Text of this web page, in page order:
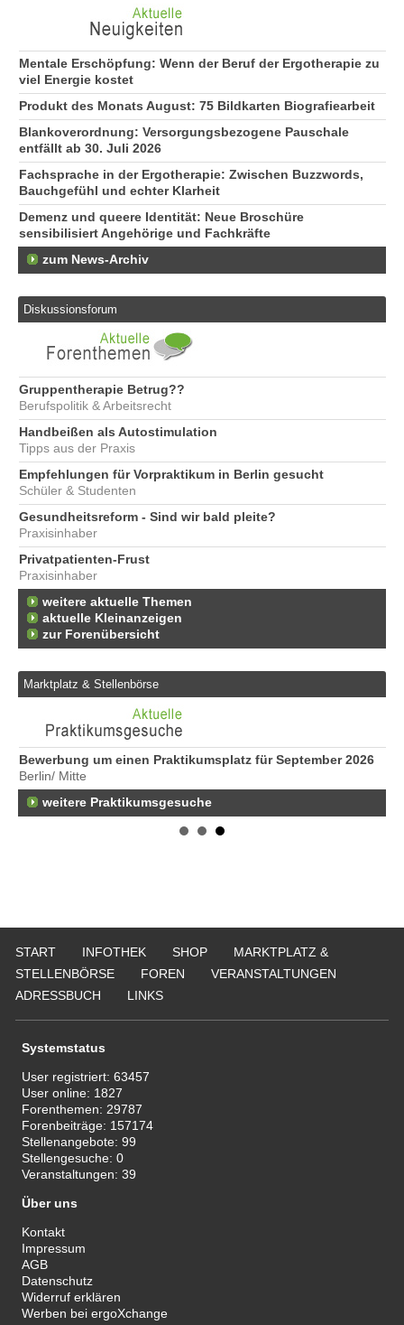
Mentale Erschöpfung: Wenn der Beruf der Ergotherapie zu
viel Energie kostet
Produkt des Monats August: 75 Bildkarten Biografiearbeit
Blankoverordnung: Versorgungsbezogene Pauschale
entfällt ab 30. Juli 2026
Fachsprache in der Ergotherapie: Zwischen Buzzwords,
Bauchgefühl und echter Klarheit
Demenz und queere Identität: Neue Broschüre
sensibilisiert Angehörige und Fachkräfte
zum News-Archiv
Diskussionsforum
Gruppentherapie Betrug??
Berufspolitik & Arbeitsrecht
Handbeißen als Autostimulation
Tipps aus der Praxis
Empfehlungen für Vorpraktikum in Berlin gesucht
Schüler & Studenten
Gesundheitsreform - Sind wir bald pleite?
Praxisinhaber
Privatpatienten-Frust
Praxisinhaber
weitere aktuelle Themen
aktuelle Kleinanzeigen
zur Forenübersicht
Marktplatz & Stellenbörse
Bewerbung um einen Praktikumsplatz für September 2026
Berlin/ Mitte
weitere Praktikumsgesuche
START INFOTHEK SHOP
MARKTPLATZ &
STELLENBÖRSE
FOREN
VERANSTALTUNGEN
ADRESSBUCH
LINKS
Systemstatus
User registriert:63457
User online: 1827
Forenthemen: 29787
Forenbeiträge: 157174
Stellenangebote:99
Stellengesuche:0
Veranstaltungen:39
Über uns
Kontakt
Impressum
AGB
Datenschutz
Widerruf erklären
Werben bei ergoXchange